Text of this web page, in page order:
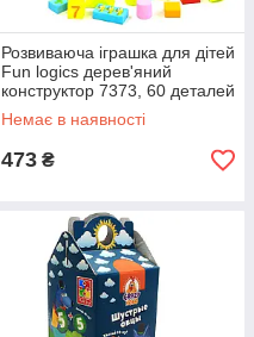
Розвиваюча іграшка для дітей
Fun logics дерев'яний
конструктор 7373, 60 деталей
Немає в наявності
473 ₴